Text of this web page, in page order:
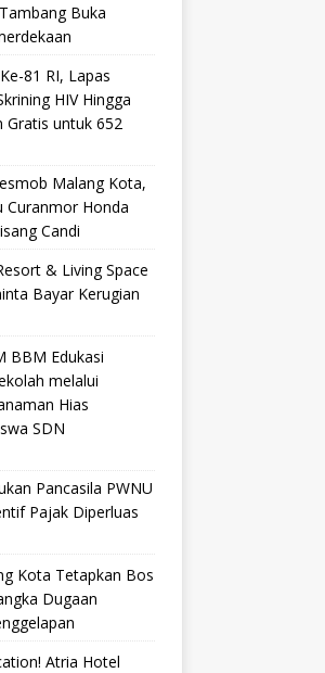
Buka
81 RI, Lapas
HIV Hingga
Gratis untuk 652
Malang Kota,
Curanmor Honda
Candi
& Living Space
Bayar Kerugian
BBM Edukasi
melalui
Hias
SDN
Pancasila PWNU
Pajak Diperluas
Kota Tetapkan Bos
Dugaan
Atria Hotel